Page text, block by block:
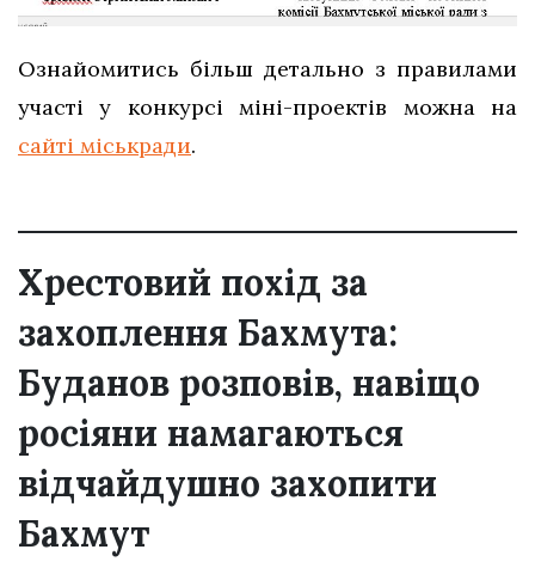
Ознайомитись більш детально з правилами
участі у конкурсі міні-проектів можна на
сайті міськради.
Хрестовий похід за
захоплення Бахмута:
Буданов розповів, навіщо
росіяни намагаються
відчайдушно захопити
Бахмут